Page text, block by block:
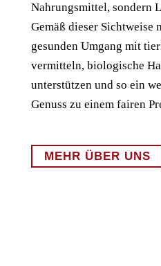
Nahrungsmittel, sondern
Gemäß dieser Sichtweise
gesunden Umgang mit
vermitteln, biologische
unterstützen und so ein
Genuss zu einem fairen
MEHR ÜBER UNS